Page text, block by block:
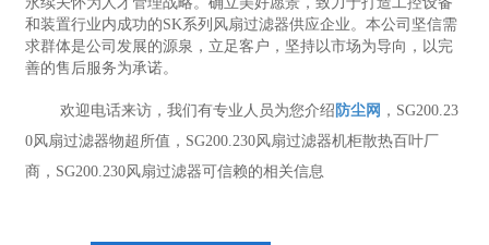
和装置行业内成功的SK系列风扇过滤器供应企业。本公司坚信需
求群体是公司发展的源泉，立足客户，坚持以市场为导向，以完
善的售后服务为承诺。
欢迎电话来访，我们有专业人员为您介绍 防尘网 ，SG200.23
0风扇过滤器物超所值，SG200.230风扇过滤器机柜散热百叶厂
商，SG200.230风扇过滤器可信赖的相关信息